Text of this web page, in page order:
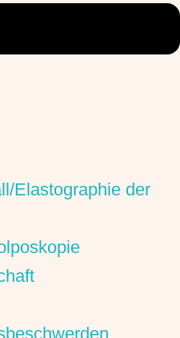
Elastographie der